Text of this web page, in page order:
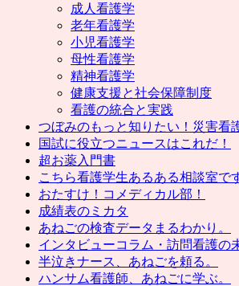
成人看護学
老年看護学
小児看護学
母性看護学
精神看護学
健康支援と社会保障制度
看護の統合と実践
つぼみのもっと知りたい！災害看
国試に役立つニュースはこれだ！
超お薬入門書
こちら看護学生あるある相談室で
おたすけ！コメディカル部！
成績表のミカタ
あねごの検査データまるわかり。
インタビューコラム・訪問看護の
半泣きナース、あねごを頼る。
ハンサム看護師、あねごに学ぶ。